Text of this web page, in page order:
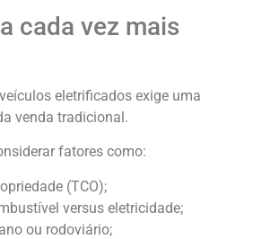
cada vez mais
eletrificados exige uma
venda tradicional.
fatores como:
(TCO);
versus eletricidade;
ou rodoviário;